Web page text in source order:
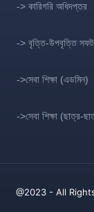
-> কারিগরি অধিদপ্তর
-> বৃত্তি-উপবৃত্তি
->সেবা শিক্ষা (এডমিন)
->সেবা শিক্ষা (ছাত্র-
@2023 - All